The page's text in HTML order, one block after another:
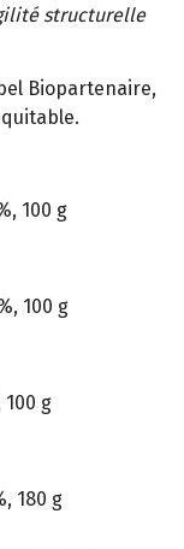
structurelle
Biopartenaire,
100 g
100 g
g
180 g